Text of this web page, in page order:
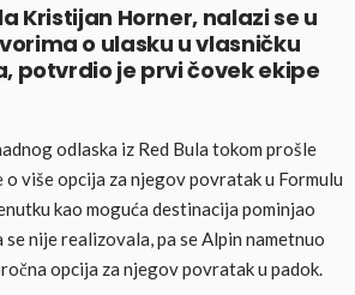
Kristijan Horner, nalazi se u
o ulasku u vlasničku
potvrdio je prvi čovek ekipe
odlaska iz Red Bula tokom prošle
o više opcija za njegov povratak u Formulu
kao moguća destinacija pominjao
nije realizovala, pa se Alpin nametnuo
opcija za njegov povratak u padok.